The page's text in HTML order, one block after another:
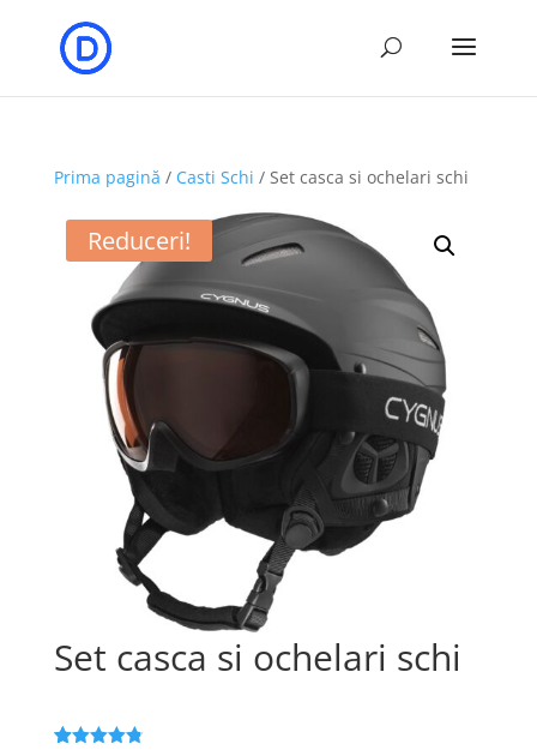
Prima pagină / Casti Schi / Set casca si ochelari schi
Reduceri!
Set casca si ochelari schi